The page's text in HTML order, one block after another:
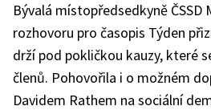
Bývalá místopředsedkyně ČSSD
rozhovoru pro časopis Týden
drží pod pokličkou kauzy, které
členů. Pohovořila i o možném
Davidem Rathem na sociální